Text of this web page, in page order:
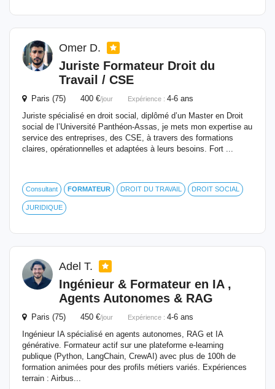
Omer D.
Juriste Formateur Droit du
Travail / CSE
Paris (75) 400 €/jour Expérience : 4-6 ans
Juriste spécialisé en droit social, diplômé d’un Master en Droit
social de l’Université Panthéon-Assas, je mets mon expertise au
service des entreprises, des CSE, à travers des formations
claires, opérationnelles et adaptées à leurs besoins. Fort ...
Consultant FORMATEUR DROIT DU TRAVAIL DROIT SOCIAL
JURIDIQUE
Adel T.
Ingénieur & Formateur en IA ,
Agents Autonomes & RAG
Paris (75) 450 €/jour Expérience : 4-6 ans
Ingénieur IA spécialisé en agents autonomes, RAG et IA
générative. Formateur actif sur une plateforme e-learning
publique (Python, LangChain, CrewAI) avec plus de 100h de
formation animées pour des profils métiers variés. Expériences
terrain : Airbus...